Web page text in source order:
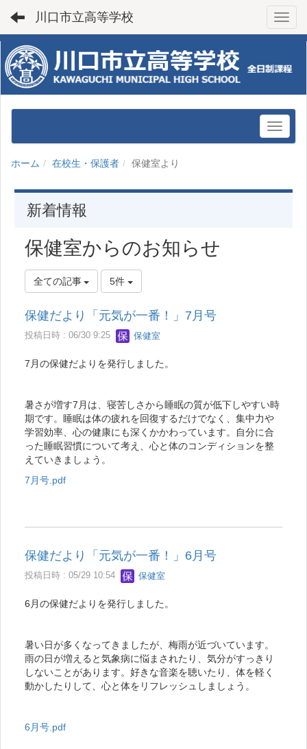
川口市立高等学校
ホーム 在校生・保護者 保健室より
新着情報
保健室からのお知らせ
全ての記事 5件
保健だより「元気が一番！」7月号
投稿日時 : 06/30 9:25 保健室
7月の保健だよりを発行しました。
暑さが増す7月は、寝苦しさから睡眠の質が低下しやすい時
期です。睡眠は体の疲れを回復するだけでなく、集中力や
学習効率、心の健康にも深くかかわっています。自分に合
った睡眠習慣について考え、心と体のコンディションを整
えていきましょう。
7月号.pdf
保健だより「元気が一番！」6月号
投稿日時 : 05/29 10:54 保健室
6月の保健だよりを発行しました。
暑い日が多くなってきましたが、梅雨が近づいています。
雨の日が増えると気象病に悩まされたり、気分がすっきり
しないことがあります。好きな音楽を聴いたり、体を軽く
動かしたりして、心と体をリフレッシュしましょう。
6月号.pdf